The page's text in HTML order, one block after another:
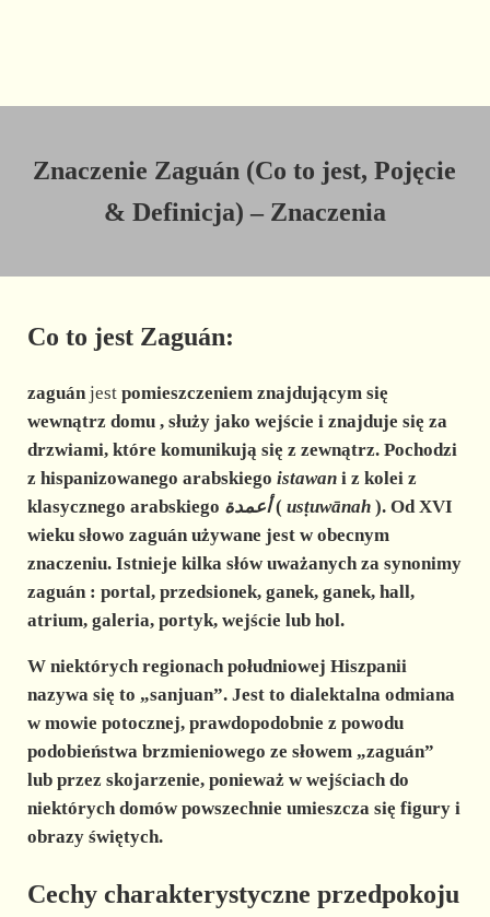
Znaczenie Zaguán (Co to jest, Pojęcie
& Definicja) – Znaczenia
Co to jest Zaguán:
zaguánjest pomieszczeniem znajdującym się
wewnątrz domu , służy jako wejście i znajduje się za
drzwiami, które komunikują się z zewnątrz. Pochodzi
z hispanizowanego arabskiego istawani z kolei z
klasycznego arabskiego أعمدة( usṭuwānah). Od XVI
wieku słowo zaguán używane jest w obecnym
znaczeniu. Istnieje kilka słów uważanychza synonimy
zaguán: portal, przedsionek, ganek, ganek, hall,
atrium, galeria, portyk, wejście lub hol.
W niektórych regionach południowej Hiszpanii
nazywa się to „sanjuan”. Jest to dialektalna odmiana
w mowie potocznej, prawdopodobnie z powodu
podobieństwa brzmieniowego ze słowem „zaguán”
lub przez skojarzenie, ponieważ w wejściach do
niektórych domów powszechnie umieszcza się figury i
obrazy świętych.
Cechy charakterystyczne przedpokoju